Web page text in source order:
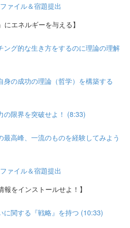
ァイル＆宿題提出
エネルギーを与える】
グ的な生き方をするのに理論の理解
の成功の理論（哲学）を構築する
限界を突破せよ！ (8:33)
高峰、一流のものを経験してみよう
ァイル＆宿題提出
をインストールせよ！】
関する『戦略』を持つ (10:33)